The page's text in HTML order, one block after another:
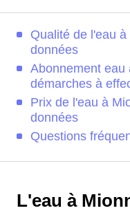
Qualité de l'eau
données
Abonnement eau
démarches à
Prix de l'eau à
données
Questions
L'eau à